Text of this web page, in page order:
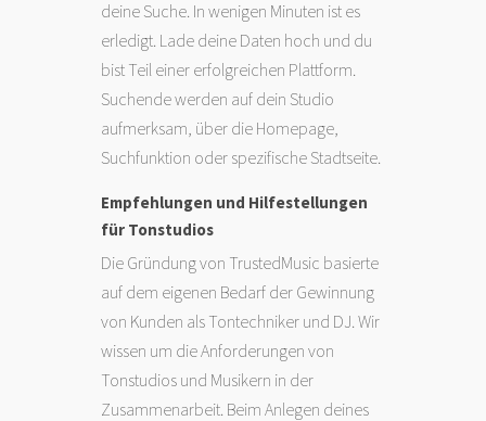
deine Suche. In wenigen Minuten ist es
erledigt. Lade deine Daten hoch und du
bist Teil einer erfolgreichen Plattform.
Suchende werden auf dein Studio
aufmerksam, über die Homepage,
Suchfunktion oder spezifische Stadtseite.
Empfehlungen und Hilfestellungen
für Tonstudios
Die Gründung von TrustedMusic basierte
auf dem eigenen Bedarf der Gewinnung
von Kunden als Tontechniker und DJ. Wir
wissen um die Anforderungen von
Tonstudios und Musikern in der
Zusammenarbeit. Beim Anlegen deines